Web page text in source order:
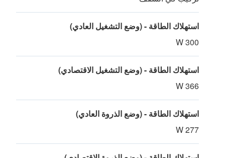
استهلاك الطاقة - (وضع التشغيل العادي)
300 W
استهلاك الطاقة - (وضع التشغيل الاقتصادي)
366 W
استهلاك الطاقة - (وضع الذروة العادي)
277 W